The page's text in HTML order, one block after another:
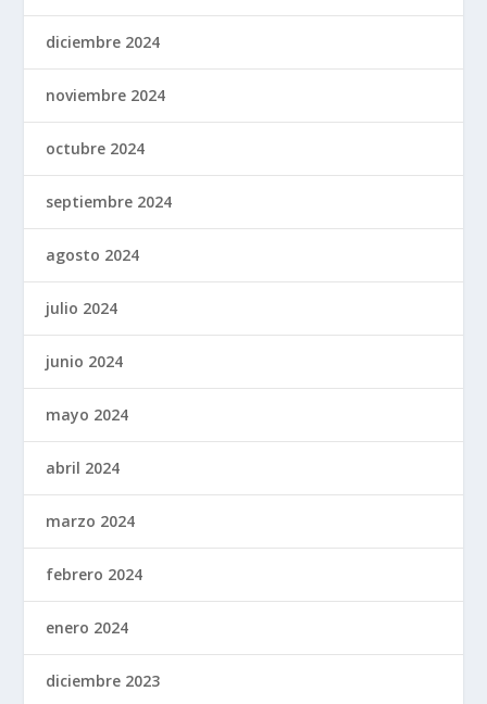
diciembre 2024
noviembre 2024
octubre 2024
septiembre 2024
agosto 2024
julio 2024
junio 2024
mayo 2024
abril 2024
marzo 2024
febrero 2024
enero 2024
diciembre 2023